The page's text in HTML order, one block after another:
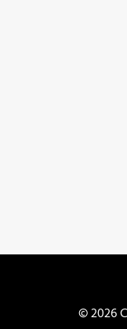
© 2026